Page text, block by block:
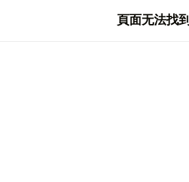
頁面无法找到